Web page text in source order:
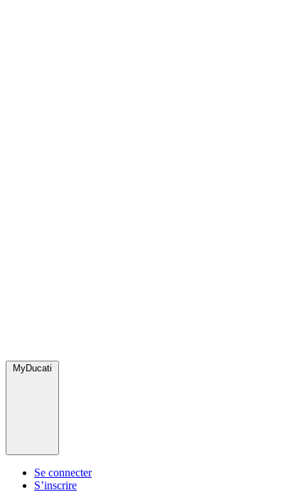
MyDucati
Se connecter
S’inscrire